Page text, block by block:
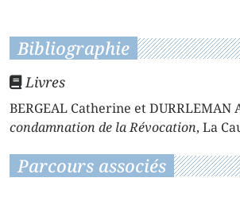
Bibliographie
Livres
BERGEAL Catherine et DURRLEMAN
condamnation de la Révocation, La
Parcours associés